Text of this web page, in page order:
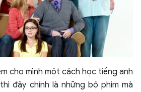
cho mình một cách học tiếng anh
đây chính là những bộ phim mà